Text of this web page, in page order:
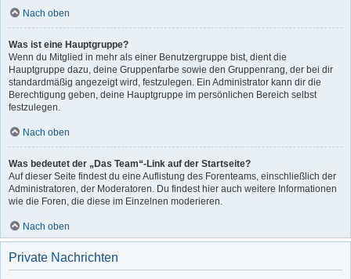
Nach oben
Was ist eine Hauptgruppe?
Wenn du Mitglied in mehr als einer Benutzergruppe bist, dient die
Hauptgruppe dazu, deine Gruppenfarbe sowie den Gruppenrang, der bei dir
standardmäßig angezeigt wird, festzulegen. Ein Administrator kann dir die
Berechtigung geben, deine Hauptgruppe im persönlichen Bereich selbst
festzulegen.
Nach oben
Was bedeutet der „Das Team“-Link auf der Startseite?
Auf dieser Seite findest du eine Auflistung des Forenteams, einschließlich der
Administratoren, der Moderatoren. Du findest hier auch weitere Informationen
wie die Foren, die diese im Einzelnen moderieren.
Nach oben
Private Nachrichten